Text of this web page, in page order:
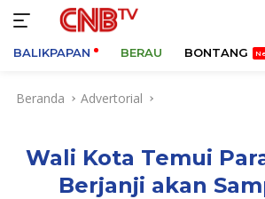
BALIKPAPAN BERAU BONTANG
Beranda Advertorial
Wali Kota Temui
Berjanji akan